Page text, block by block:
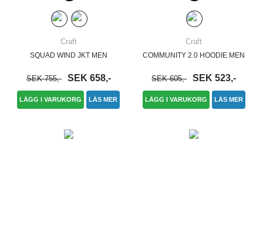
Craft
SQUAD WIND JKT MEN
SEK 755,- SEK 658,-
LÄGG I VARUKORG LÄS MER
Craft
COMMUNITY 2.0 HOODIE MEN
SEK 605,- SEK 523,-
LÄGG I VARUKORG LÄS MER